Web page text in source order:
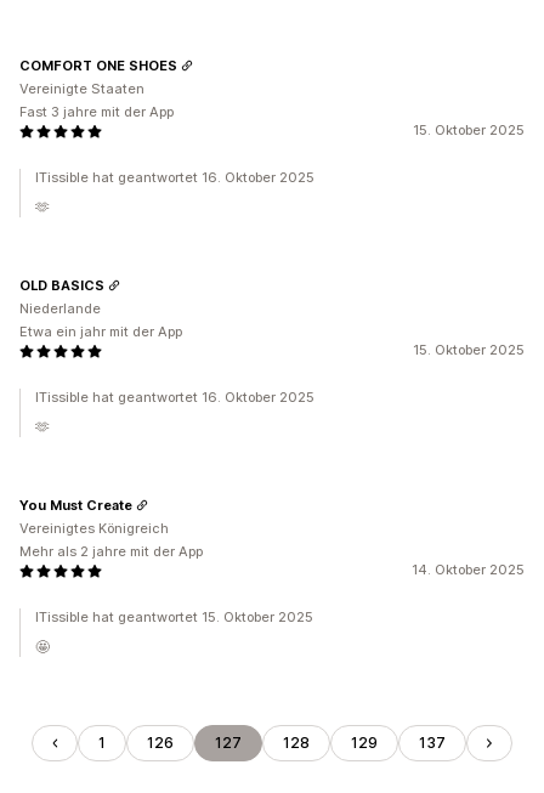
15. Oktober 2025
COMFORT ONE SHOES
Vereinigte Staaten
Fast 3 jahre mit der App
ITissible hat geantwortet 16. Oktober 2025
🫶
15. Oktober 2025
OLD BASICS
Niederlande
Etwa ein jahr mit der App
ITissible hat geantwortet 16. Oktober 2025
🫶
14. Oktober 2025
You Must Create
Vereinigtes Königreich
Mehr als 2 jahre mit der App
ITissible hat geantwortet 15. Oktober 2025
🤩
1 126 127 128 129 137